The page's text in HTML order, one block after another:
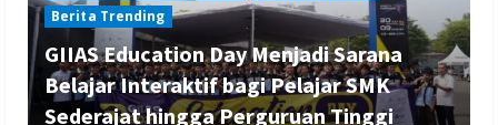
Berita Trending
GIIAS Education Day Menjadi Sarana
Belajar Interaktif bagi Pelajar SMK
Sederajat hingga Perguruan Tinggi